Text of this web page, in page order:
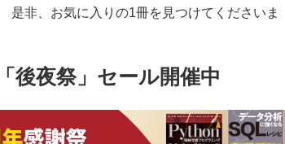
非、お気に入りの1冊を見つけてくださいま
後夜祭」セール開催中